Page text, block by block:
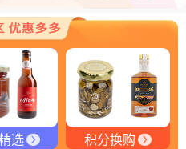
：舌尖上的黑钻石
有机双认证红酒的独特魅力
忌，邂逅独特酒韵
选 积分换购